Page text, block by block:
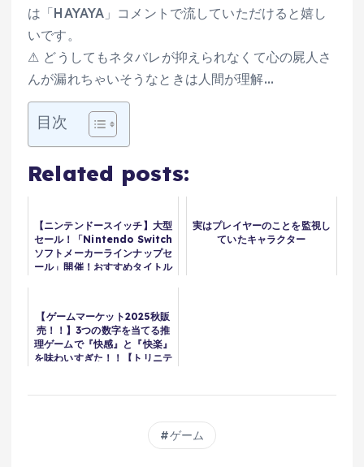
は「HAYAYA」コメントで流していただけると嬉し
いです。
⚠ どうしてもネタバレが抑えられなくて心の屍人さ
んが漏れちゃいそうなときは人間が理解…
目次
Related posts:
【ニンテンドースイッチ】大型
セール！「Nintendo Switch
ソフトメーカーラインナップセ
ール」開催！おすすめタイトル
実はプレイヤーのことを監視し
ていたキャラクター
【ゲームマーケット2025秋販
売！！】3つの数字を当てる推
理ゲームで『快感』と『快楽』
を味わいすぎた！！【トリニテ
ゲーム